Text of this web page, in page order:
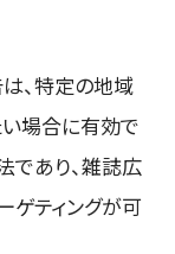
、特定の地域
場合に有効で
であり、雑誌広
ゲティングが可